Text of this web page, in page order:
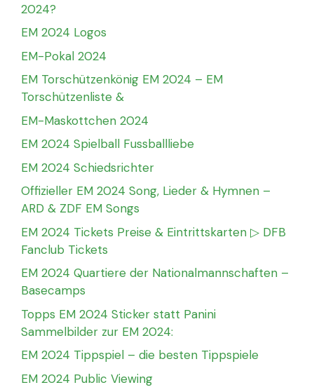
2024?
EM 2024 Logos
EM-Pokal 2024
EM Torschützenkönig EM 2024 – EM
Torschützenliste &
EM-Maskottchen 2024
EM 2024 Spielball Fussballliebe
EM 2024 Schiedsrichter
Offizieller EM 2024 Song, Lieder & Hymnen –
ARD & ZDF EM Songs
EM 2024 Tickets Preise & Eintrittskarten ▷ DFB
Fanclub Tickets
EM 2024 Quartiere der Nationalmannschaften –
Basecamps
Topps EM 2024 Sticker statt Panini
Sammelbilder zur EM 2024:
EM 2024 Tippspiel – die besten Tippspiele
EM 2024 Public Viewing